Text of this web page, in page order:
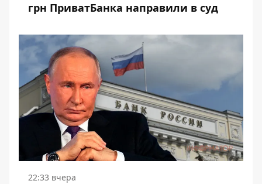
грн ПриватБанка направили в суд
22:33 вчера